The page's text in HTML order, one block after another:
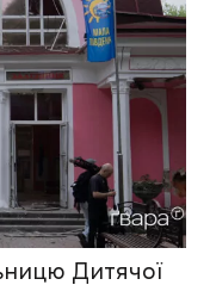
Дитячої